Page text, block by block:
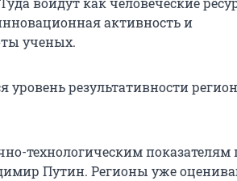
активность и
ученых.
результативности
технологическим показателям
Путин. Регионы уже